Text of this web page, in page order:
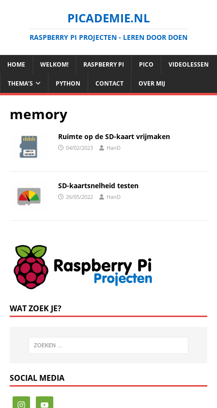
PICADEMIE.NL
RASPBERRY PI PROJECTEN - LEREN DOOR DOEN
HOME WELKOM! RASPBERRY PI PICO VIDEOLESSEN
THEMA’S PYTHON CONTACT OVER MIJ
memory
Ruimte op de SD-kaart vrijmaken
04/02/2023 HanD
SD-kaartsnelheid testen
26/05/2022 HanD
WAT ZOEK JE?
SOCIAL MEDIA